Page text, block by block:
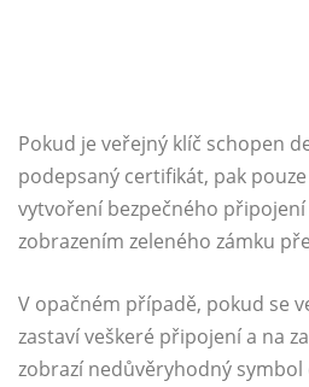
Pokud je veřejný klíč schopen
podepsaný certifikát, pak
vytvoření bezpečného
zobrazením zeleného zámku
V opačném případě, pokud se
zastaví veškeré připojení a na
zobrazí nedůvěryhodný symbol